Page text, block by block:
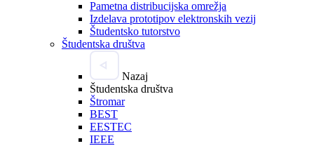
Pametna distribucijska omrežja
Izdelava prototipov elektronskih vezij
Študentsko tutorstvo
Študentska društva
Nazaj
Študentska društva
Štromar
BEST
EESTEC
IEEE